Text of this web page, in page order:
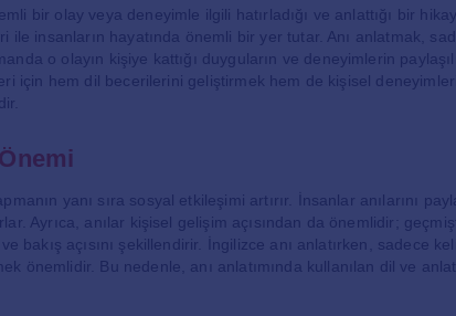
bir olay veya deneyimle ilgili hatırladığı ve anlattığı bir
ile insanların hayatında önemli bir yer tutar. Anı anlatmak,
o olayın kişiye kattığı duyguların ve deneyimlerin
için hem dil becerilerini geliştirmek hem de kişisel
yanı sıra sosyal etkileşimi artırır. İnsanlar anılarını
Ayrıca, anılar kişisel gelişim açısından da önemlidir;
bakış açısını şekillendirir. İngilizce anı anlatırken, sadece
önemlidir. Bu nedenle, anı anlatımında kullanılan dil ve